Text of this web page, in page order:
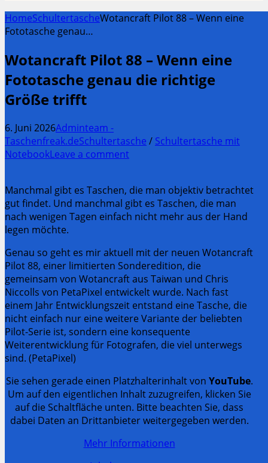
HomeSchultertascheWotancraft Pilot 88 – Wenn eine
Fototasche genau…
Wotancraft Pilot 88 – Wenn eine
Fototasche genau die richtige
Größe trifft
6. Juni 2026Adminteam -
Taschenfreak.deSchultertasche / Schultertasche mit
NotebookLeave a comment
Manchmal gibt es Taschen, die man objektiv betrachtet
gut findet. Und manchmal gibt es Taschen, die man
nach wenigen Tagen einfach nicht mehr aus der Hand
legen möchte.
Genau so geht es mir aktuell mit der neuen Wotancraft
Pilot 88, einer limitierten Sonderedition, die
gemeinsam von Wotancraft aus Taiwan und Chris
Niccolls von PetaPixel entwickelt wurde. Nach fast
einem Jahr Entwicklungszeit entstand eine Tasche, die
nicht einfach nur eine weitere Variante der beliebten
Pilot-Serie ist, sondern eine konsequente
Weiterentwicklung für Fotografen, die viel unterwegs
sind. (PetaPixel)
Sie sehen gerade einen Platzhalterinhalt von YouTube.
Um auf den eigentlichen Inhalt zuzugreifen, klicken Sie
auf die Schaltfläche unten. Bitte beachten Sie, dass
dabei Daten an Drittanbieter weitergegeben werden.
Mehr Informationen